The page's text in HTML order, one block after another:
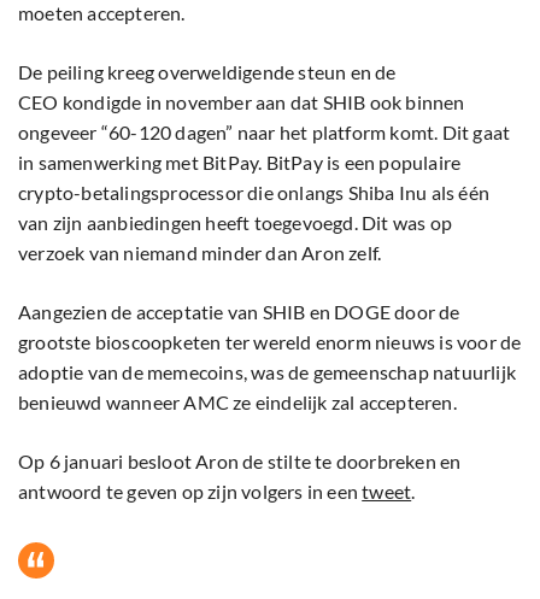
moeten accepteren.
De peiling kreeg overweldigende steun en de
CEO kondigde in november aan dat SHIB ook binnen
ongeveer “60-120 dagen” naar het platform komt. Dit gaat
in samenwerking met BitPay. BitPay is een populaire
crypto-betalingsprocessor die onlangs Shiba Inu als één
van zijn aanbiedingen heeft toegevoegd. Dit was op
verzoek van niemand minder dan Aron zelf.
Aangezien de acceptatie van SHIB en DOGE door de
grootste bioscoopketen ter wereld enorm nieuws is voor de
adoptie van de memecoins, was de gemeenschap natuurlijk
benieuwd wanneer AMC ze eindelijk zal accepteren.
Op 6 januari besloot Aron de stilte te doorbreken en
antwoord te geven op zijn volgers in eentweet.